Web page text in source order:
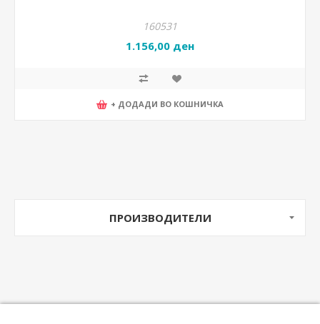
160531
1.156,00 ден
+ ДОДАДИ ВО КОШНИЧКА
ПРОИЗВОДИТЕЛИ